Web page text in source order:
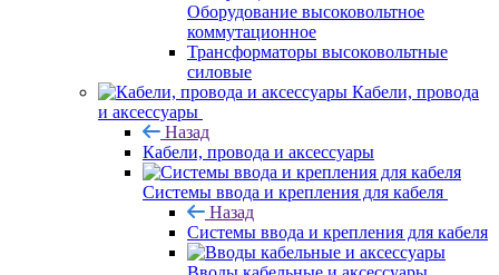
Оборудование высоковольтное
коммутационное
Трансформаторы высоковольтные
силовые
Кабели, провода
и аксессуары
Назад
Кабели, провода и аксессуары
Системы ввода и крепления для кабеля
Назад
Системы ввода и крепления для кабеля